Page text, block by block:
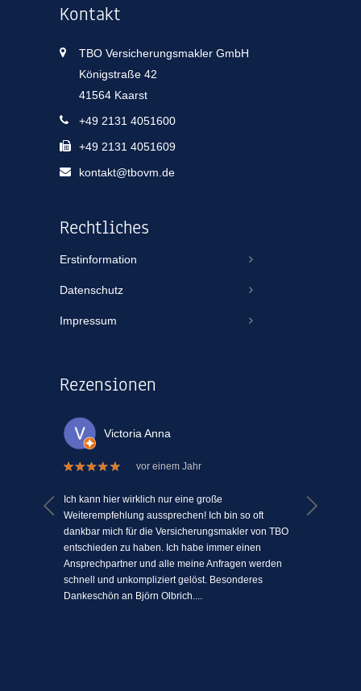
Kontakt
TBO Versicherungsmakler GmbH
Königstraße 42
41564 Kaarst
+49 2131 4051600
+49 2131 4051609
kontakt@tbovm.de
Rechtliches
Erstinformation
Datenschutz
Impressum
Rezensionen
Victoria Anna
vor einem Jahr
Ich kann hier wirklich nur eine große
Weiterempfehlung aussprechen! Ich bin so oft
dankbar mich für die Versicherungsmakler von TBO
entschieden zu haben. Ich habe immer einen
Ansprechpartner und alle meine Anfragen werden
schnell und unkompliziert gelöst. Besonderes
Dankeschön an Björn Olbrich....